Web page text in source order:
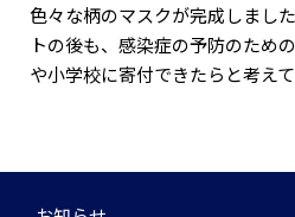
色々な柄のマスクが完成しまし
トの後も、感染症の予防のため
や小学校に寄付できたらと考えて